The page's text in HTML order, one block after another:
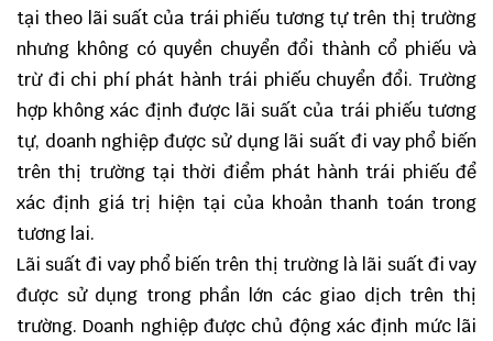
tại theo lãi suất của trái phiếu tương tự trên thị trường
nhưng không có quyền chuyển đổi thành cổ phiếu và
trừ đi chi phí phát hành trái phiếu chuyển đổi. Trường
hợp không xác định được lãi suất của trái phiếu tương
tự, doanh nghiệp được sử dụng lãi suất đi vay phổ biến
trên thị trường tại thời điểm phát hành trái phiếu để
xác định giá trị hiện tại của khoản thanh toán trong
tương lai.
Lãi suất đi vay phổ biến trên thị trường là lãi suất đi vay
được sử dụng trong phần lớn các giao dịch trên thị
trường. Doanh nghiệp được chủ động xác định mức lãi